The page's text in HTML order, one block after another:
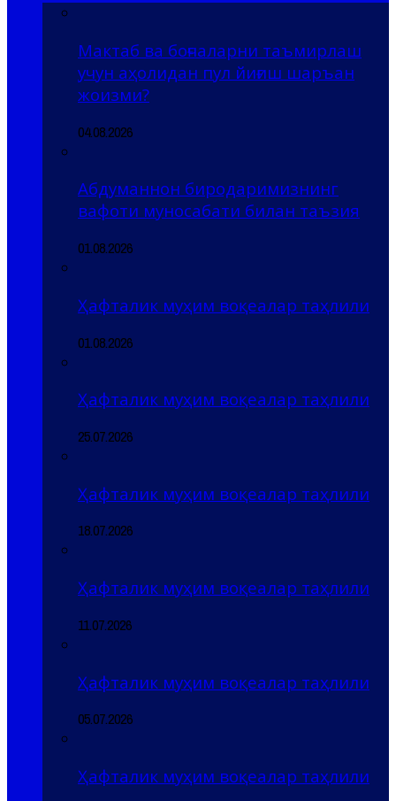
Мактаб ва боғчаларни таъмирлаш
учун аҳолидан пул йиғиш шаръан
жоизми?
04.08.2026
Абдуманнон биродаримизнинг
вафоти муносабати билан таъзия
01.08.2026
Ҳафталик муҳим воқеалар таҳлили
01.08.2026
Ҳафталик муҳим воқеалар таҳлили
25.07.2026
Ҳафталик муҳим воқеалар таҳлили
18.07.2026
Ҳафталик муҳим воқеалар таҳлили
11.07.2026
Ҳафталик муҳим воқеалар таҳлили
05.07.2026
Ҳафталик муҳим воқеалар таҳлили